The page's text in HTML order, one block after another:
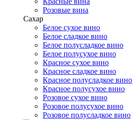
Розовые вина
Сахар
Белое сухое вино
Белое сладкое вино
Белое полусладкое вино
Белое полусухое вино
Красное сухое вино
Красное сладкое вино
Красное полусладкое вино
Красное полусухое вино
Розовое сухое вино
Розовое полусухое вино
Розовое полусладкое вино